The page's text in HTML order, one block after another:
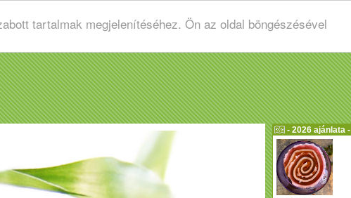
tartalmak megjelenítéséhez. Ön az oldal böngészésével
- 2026 ajánlata -